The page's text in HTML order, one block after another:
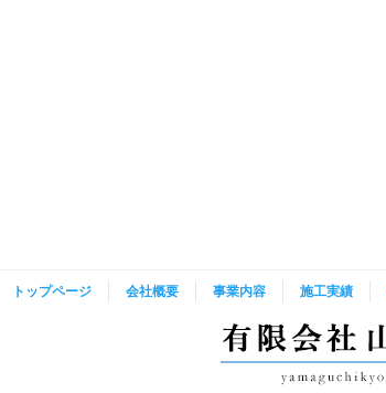
トップページ 会社概要 事業内容 施工実績